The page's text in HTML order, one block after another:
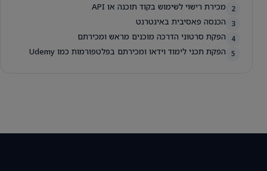
2 מכירת רישוי לשימוש בקוד תוכנה או API
3 הכנסה פאסיבית באינטרנט
4 הפקת סרטוני הדרכה מוכנים מראש ומכירתם
5 הפקת תכני לימוד וידאו ומכירתם בפלטפורמות כמו Udemy